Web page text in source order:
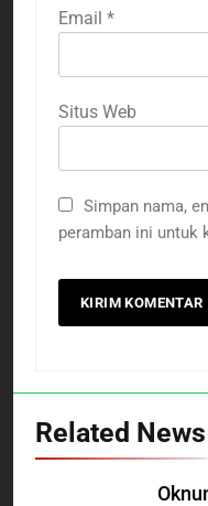
Email *
Situs Web
Simpan nama,
peramban ini untuk
Related News